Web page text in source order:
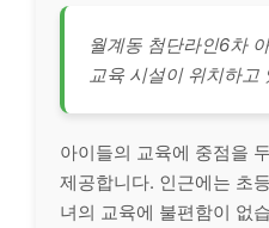
월계동 첨단라인6차
교육 시설이 위치하고
아이들의 교육에 중점을
제공합니다. 인근에는 초
녀의 교육에 불편함이 없